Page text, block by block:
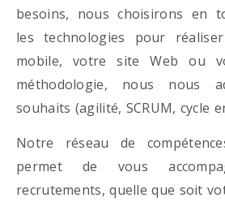
besoins, nous choisirons en
les technologies pour
mobile, votre site Web ou
méthodologie, nous nous
souhaits (agilité, SCRUM, cycle
Notre réseau de
permet de vous
recrutements, quelle que soit